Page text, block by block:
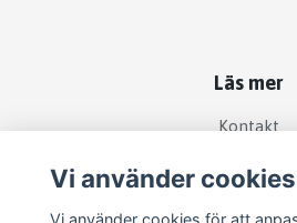
Läs mer
Kontakt
Vi använder cookies
Vi använder cookies för att